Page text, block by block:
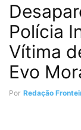
Polícia
Vítima
Evo
Por Redação